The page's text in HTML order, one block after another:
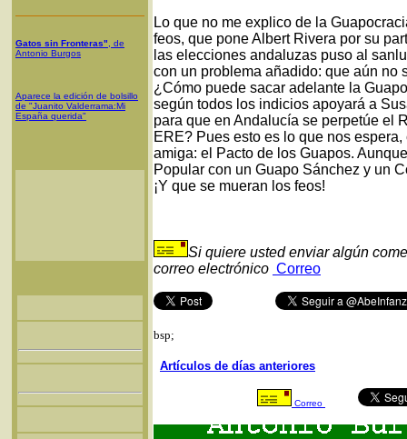
Gatos sin Fronteras" , de
Antonio Burgos
Aparece la edición de bolsillo
de "Juanito Valderrama:Mi
España querida"
Lo que no me explico de la
feos, que pone Albert Rivera por su
las elecciones andaluzas puso al
con un problema añadido: que aún no
¿Cómo puede sacar adelante la
según todos los indicios apoyará a
para que en Andalucía se perpetúe el
ERE? Pues esto es lo que nos
amiga: el Pacto de los Guapos.
Popular con un Guapo Sánchez y un
¡Y que se mueran los feos!
Si quiere usted enviar algún
correo electrónico Correo
bsp;
Artículos de días anteriores
Correo